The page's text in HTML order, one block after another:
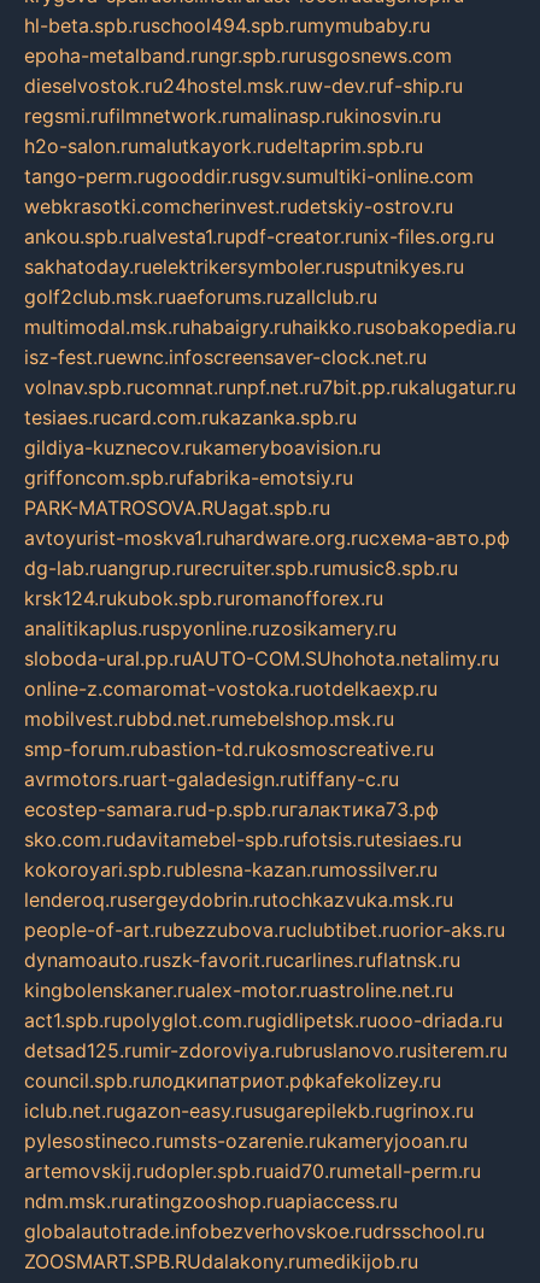
hl-beta.spb.ruschool494.spb.rumymubaby.ru
epoha-metalband.rungr.spb.rurusgosnews.com
dieselvostok.ru24hostel.msk.ruw-dev.ruf-ship.ru
regsmi.rufilmnetwork.rumalinasp.rukinosvin.ru
h2o-salon.rumalutkayork.rudeltaprim.spb.ru
tango-perm.rugooddir.rusgv.sumultiki-online.com
webkrasotki.comcherinvest.rudetskiy-ostrov.ru
ankou.spb.rualvesta1.rupdf-creator.runix-files.org.ru
sakhatoday.ruelektrikersymboler.rusputnikyes.ru
golf2club.msk.ruaeforums.ruzallclub.ru
multimodal.msk.ruhabaigry.ruhaikko.rusobakopedia.ru
isz-fest.ruewnc.infoscreensaver-clock.net.ru
volnav.spb.rucomnat.runpf.net.ru7bit.pp.rukalugatur.ru
tesiaes.rucard.com.rukazanka.spb.ru
gildiya-kuznecov.rukameryboavision.ru
griffoncom.spb.rufabrika-emotsiy.ru
PARK-MATROSOVA.RUagat.spb.ru
avtoyurist-moskva1.ruhardware.org.ruсхема-авто.рф
dg-lab.ruangrup.rurecruiter.spb.rumusic8.spb.ru
krsk124.rukubok.spb.ruromanofforex.ru
analitikaplus.ruspyonline.ruzosikamery.ru
sloboda-ural.pp.ruAUTO-COM.SUhohota.netalimy.ru
online-z.comaromat-vostoka.ruotdelkaexp.ru
mobilvest.rubbd.net.rumebelshop.msk.ru
smp-forum.rubastion-td.rukosmoscreative.ru
avrmotors.ruart-galadesign.rutiffany-c.ru
ecostep-samara.rud-p.spb.ruгалактика73.рф
sko.com.rudavitamebel-spb.rufotsis.rutesiaes.ru
kokoroyari.spb.rublesna-kazan.rumossilver.ru
lenderoq.rusergeydobrin.rutochkazvuka.msk.ru
people-of-art.rubezzubova.ruclubtibet.ruorior-aks.ru
dynamoauto.ruszk-favorit.rucarlines.ruflatnsk.ru
kingbolenskaner.rualex-motor.ruastroline.net.ru
act1.spb.rupolyglot.com.rugidlipetsk.ruooo-driada.ru
detsad125.rumir-zdoroviya.rubruslanovo.rusiterem.ru
council.spb.ruлодкипатриот.рфkafekolizey.ru
iclub.net.rugazon-easy.rusugarepilekb.rugrinox.ru
pylesostineco.rumsts-ozarenie.rukameryjooan.ru
artemovskij.rudopler.spb.ruaid70.rumetall-perm.ru
ndm.msk.ruratingzooshop.ruapiaccess.ru
globalautotrade.infobezverhovskoe.rudrsschool.ru
ZOOSMART.SPB.RUdalakony.rumedikijob.ru